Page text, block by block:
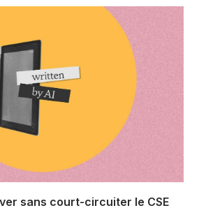
sans court-circuiter le CSE